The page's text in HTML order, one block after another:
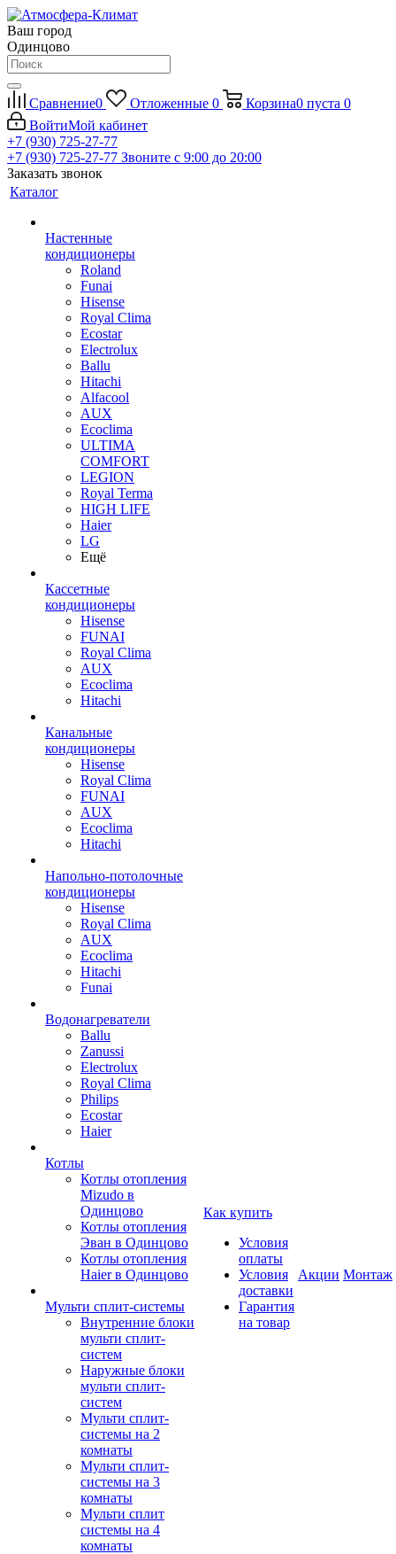
Ваш город
Одинцово
Сравнение0 Отложенные 0 Корзина0 пуста 0
ВойтиМой кабинет
+7 (930) 725-27-77
+7 (930) 725-27-77 Звоните с 9:00 до 20:00
Заказать звонок
Каталог
Настенные
кондиционеры
Roland
Funai
Hisense
Royal Clima
Ecostar
Electrolux
Ballu
Hitachi
Alfacool
AUX
Ecoclima
ULTIMA
COMFORT
LEGION
Royal Terma
HIGH LIFE
Haier
LG
Ещё
Кассетные
кондиционеры
Hisense
FUNAI
Royal Clima
AUX
Ecoclima
Hitachi
Канальные
кондиционеры
Hisense
Royal Clima
FUNAI
AUX
Ecoclima
Hitachi
Напольно-потолочные
кондиционеры
Hisense
Royal Clima
AUX
Ecoclima
Hitachi
Funai
Водонагреватели
Ballu
Zanussi
Electrolux
Royal Clima
Philips
Ecostar
Haier
Котлы
Котлы отопления
Mizudo в
Одинцово
Котлы отопления
Эван в Одинцово
Котлы отопления
Haier в Одинцово
Мульти сплит-системы
Внутренние блоки
мульти сплит-
систем
Наружные блоки
мульти сплит-
систем
Мульти сплит-
системы на 2
комнаты
Мульти сплит-
системы на 3
комнаты
Мульти сплит
системы на 4
комнаты
Как купить
Условия
оплаты
Условия
доставки
Гарантия
на товар
Акции Монтаж